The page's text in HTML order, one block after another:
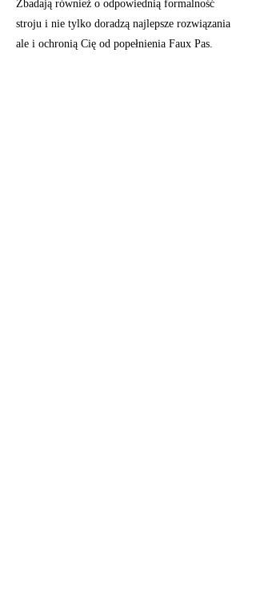
Zbadają również o odpowiednią formalność
stroju i nie tylko doradzą najlepsze rozwiązania
ale i ochronią Cię od popełnienia Faux Pas.